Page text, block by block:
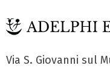
Via S. Giovanni sul